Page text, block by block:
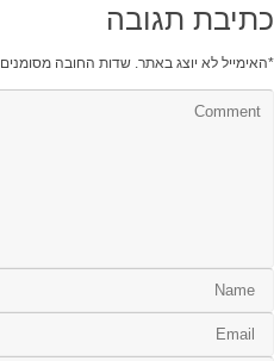
כתיבת תגובה
האימייל לא יוצג באתר. שדות החובה מסומנים *